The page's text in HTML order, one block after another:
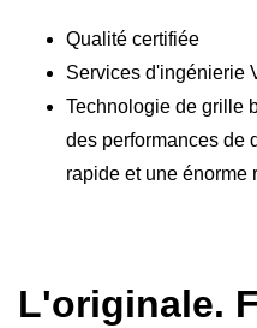
Qualité certifiée
Services d'ingénierie
Technologie de grille
des performances de
rapide et une énorme
L'originale.